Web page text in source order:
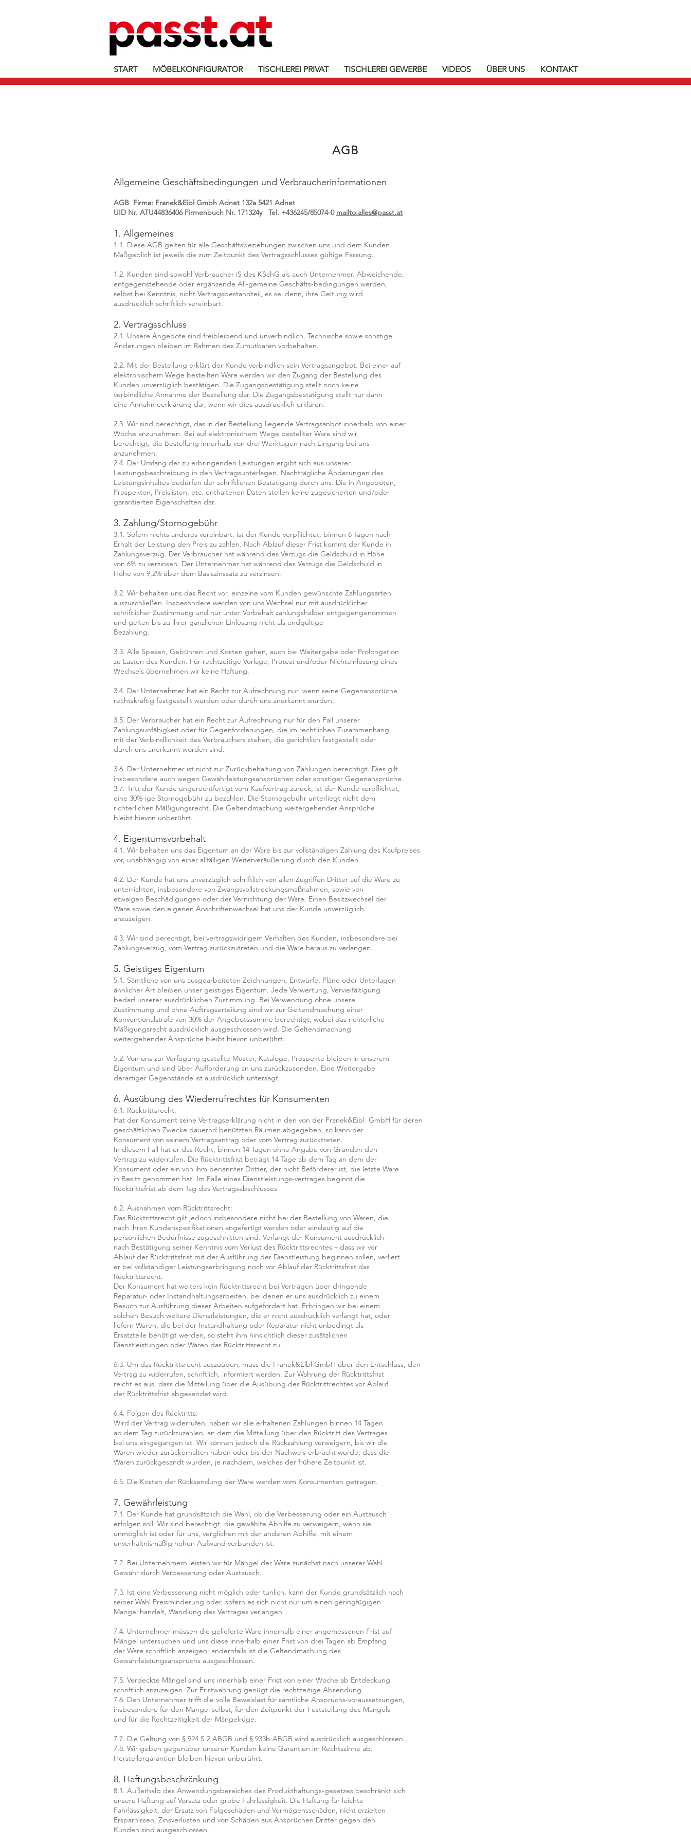
START MÖBELKONFIGURATOR TISCHLEREI PRIVAT TISCHLEREI GEWERBE VIDEOS ÜBER UNS KONTAKT
AGB
Allgemeine Geschäftsbedingungen und Verbraucherinformationen
AGB Firma: Franek&Eibl Gmbh Adnet 132a 5421 Adnet
UID Nr. ATU44836406 Firmenbuch Nr. 171324y Tel. +436245/85074-0 mailto:alles@passt.at
1. Allgemeines
1.1. Diese AGB gelten für alle Geschäftsbeziehungen zwischen uns und dem Kunden.
Maßgeblich ist jeweils die zum Zeitpunkt des Vertragsschlusses gültige Fassung.
1.2. Kunden sind sowohl Verbraucher iS des KSchG als auch Unternehmer. Abweichende,
entgegenstehende oder ergänzende All-gemeine Geschäfts-bedingungen werden,
selbst bei Kenntnis, nicht Vertragsbestandteil, es sei denn, ihre Geltung wird
ausdrücklich schriftlich vereinbart.
2. Vertragsschluss
2.1. Unsere Angebote sind freibleibend und unverbindlich. Technische sowie sonstige
Änderungen bleiben im Rahmen des Zumutbaren vorbehalten.
2.2. Mit der Bestellung erklärt der Kunde verbindlich sein Vertragsangebot. Bei einer auf
elektronischem Wege bestellten Ware werden wir den Zugang der Bestellung des
Kunden unverzüglich bestätigen. Die Zugangsbestätigung stellt noch keine
verbindliche Annahme der Bestellung dar. Die Zugangsbestätigung stellt nur dann
eine Annahmeerklärung dar, wenn wir dies ausdrücklich erklären.
2.3. Wir sind berechtigt, das in der Bestellung liegende Vertragsanbot innerhalb von einer
Woche anzunehmen. Bei auf elektronischem Wege bestellter Ware sind wir
berechtigt, die Bestellung innerhalb von drei Werktagen nach Eingang bei uns
anzunehmen.
2.4. Der Umfang der zu erbringenden Leistungen ergibt sich aus unserer
Leistungsbeschreibung in den Vertragsunterlagen. Nachträgliche Änderungen des
Leistungsinhaltes bedürfen der schriftlichen Bestätigung durch uns. Die in Angeboten,
Prospekten, Preislisten, etc. enthaltenen Daten stellen keine zugesicherten und/oder
garantierten Eigenschaften dar.
3. Zahlung/Stornogebühr
3.1. Sofern nichts anderes vereinbart, ist der Kunde verpflichtet, binnen 8 Tagen nach
Erhalt der Leistung den Preis zu zahlen. Nach Ablauf dieser Frist kommt der Kunde in
Zahlungsverzug. Der Verbraucher hat während des Verzugs die Geldschuld in Höhe
von 6% zu verzinsen. Der Unternehmer hat während des Verzugs die Geldschuld in
Höhe von 9,2% über dem Basiszinssatz zu verzinsen.
3.2. Wir behalten uns das Recht vor, einzelne vom Kunden gewünschte Zahlungsarten
auszuschließen. Insbesondere werden von uns Wechsel nur mit ausdrücklicher
schriftlicher Zustimmung und nur unter Vorbehalt zahlungshalber entgegengenommen
und gelten bis zu ihrer gänzlichen Einlösung nicht als endgültige
Bezahlung.
3.3. Alle Spesen, Gebühren und Kosten gehen, auch bei Weitergabe oder Prolongation
zu Lasten des Kunden. Für rechtzeitige Vorlage, Protest und/oder Nichteinlösung eines
Wechsels übernehmen wir keine Haftung.
3.4. Der Unternehmer hat ein Recht zur Aufrechnung nur, wenn seine Gegenansprüche
rechtskräftig festgestellt wurden oder durch uns anerkannt wurden.
3.5. Der Verbraucher hat ein Recht zur Aufrechnung nur für den Fall unserer
Zahlungsunfähigkeit oder für Gegenforderungen, die im rechtlichen Zusammenhang
mit der Verbindlichkeit des Verbrauchers stehen, die gerichtlich festgestellt oder
durch uns anerkannt worden sind.
3.6. Der Unternehmer ist nicht zur Zurückbehaltung von Zahlungen berechtigt. Dies gilt
insbesondere auch wegen Gewährleistungsansprüchen oder sonstiger Gegenansprüche.
3.7. Tritt der Kunde ungerechtfertigt vom Kaufvertrag zurück, ist der Kunde verpflichtet,
eine 30%-ige Stornogebühr zu bezahlen. Die Stornogebühr unterliegt nicht dem
richterlichen Mäßigungsrecht. Die Geltendmachung weitergehender Ansprüche
bleibt hievon unberührt.
4. Eigentumsvorbehalt
4.1. Wir behalten uns das Eigentum an der Ware bis zur vollständigen Zahlung des Kaufpreises
vor, unabhängig von einer allfälligen Weiterveräußerung durch den Kunden.
4.2. Der Kunde hat uns unverzüglich schriftlich von allen Zugriffen Dritter auf die Ware zu
unterrichten, insbesondere von Zwangsvollstreckungsmaßnahmen, sowie von
etwaigen Beschädigungen oder der Vernichtung der Ware. Einen Besitzwechsel der
Ware sowie den eigenen Anschriftenwechsel hat uns der Kunde unverzüglich
anzuzeigen.
4.3. Wir sind berechtigt, bei vertragswidrigem Verhalten des Kunden, insbesondere bei
Zahlungsverzug, vom Vertrag zurückzutreten und die Ware heraus zu verlangen.
5. Geistiges Eigentum
5.1. Sämtliche von uns ausgearbeiteten Zeichnungen, Entwürfe, Pläne oder Unterlagen
ähnlicher Art bleiben unser geistiges Eigentum. Jede Verwertung, Vervielfältigung
bedarf unserer ausdrücklichen Zustimmung. Bei Verwendung ohne unsere
Zustimmung und ohne Auftragserteilung sind wir zur Geltendmachung einer
Konventionalstrafe von 30% der Angebotssumme berechtigt, wobei das richterliche
Mäßigungsrecht ausdrücklich ausgeschlossen wird. Die Geltendmachung
weitergehender Ansprüche bleibt hievon unberührt.
5.2. Von uns zur Verfügung gestellte Muster, Kataloge, Prospekte bleiben in unserem
Eigentum und sind über Aufforderung an uns zurückzusenden. Eine Weitergabe
derartiger Gegenstände ist ausdrücklich untersagt.
6. Ausübung des Wiederrufrechtes für Konsumenten
6.1. Rücktrittsrecht:
Hat der Konsument seine Vertragserklärung nicht in den von der Franek&Eibl GmbH für deren
geschäftlichen Zwecke dauernd benützten Räumen abgegeben, so kann der
Konsument von seinem Vertragsantrag oder vom Vertrag zurücktreten.
In diesem Fall hat er das Recht, binnen 14 Tagen ohne Angabe von Gründen den
Vertrag zu widerrufen. Die Rücktrittsfrist beträgt 14 Tage ab dem Tag an dem der
Konsument oder ein von ihm benannter Dritter, der nicht Beförderer ist, die letzte Ware
in Besitz genommen hat. Im Falle eines Dienstleistungs-vertrages beginnt die
Rücktrittsfrist ab dem Tag des Vertragsabschlusses
6.2. Ausnahmen vom Rücktrittsrecht:
Das Rücktrittsrecht gilt jedoch insbesondere nicht bei der Bestellung von Waren, die
nach ihren Kundenspezifikationen angefertigt werden oder eindeutig auf die
persönlichen Bedürfnisse zugeschnitten sind. Verlangt der Konsument ausdrücklich –
nach Bestätigung seiner Kenntnis vom Verlust des Rücktrittsrechtes – dass wir vor
Ablauf der Rücktrittsfrist mit der Ausführung der Dienstleistung beginnen sollen, verliert
er bei vollständiger Leistungserbringung noch vor Ablauf der Rücktrittsfrist das
Rücktrittsrecht.
Der Konsument hat weiters kein Rücktrittsrecht bei Verträgen über dringende
Reparatur- oder Instandhaltungsarbeiten, bei denen er uns ausdrücklich zu einem
Besuch zur Ausführung dieser Arbeiten aufgefordert hat. Erbringen wir bei einem
solchen Besuch weitere Dienstleistungen, die er nicht ausdrücklich verlangt hat, oder
liefern Waren, die bei der Instandhaltung oder Reparatur nicht unbedingt als
Ersatzteile benötigt werden, so steht ihm hinsichtlich dieser zusätzlichen
Dienstleistungen oder Waren das Rücktrittsrecht zu.
6.3. Um das Rücktrittsrecht auszuüben, muss die Franek&Eibl GmbH über den Entschluss, den
Vertrag zu widerrufen, schriftlich, informiert werden. Zur Wahrung der Rücktrittsfrist
reicht es aus, dass die Mitteilung über die Ausübung des Rücktrittrechtes vor Ablauf
der Rücktrittsfrist abgesendet wird.
6.4. Folgen des Rücktritts:
Wird der Vertrag widerrufen, haben wir alle erhaltenen Zahlungen binnen 14 Tagen
ab dem Tag zurückzuzahlen, an dem die Mitteilung über den Rücktritt des Vertrages
bei uns eingegangen ist. Wir können jedoch die Rückzahlung verweigern, bis wir die
Waren wieder zurückerhalten haben oder bis der Nachweis erbracht wurde, dass die
Waren zurückgesandt wurden, je nachdem, welches der frühere Zeitpunkt ist.
6.5. Die Kosten der Rücksendung der Ware werden vom Konsumenten getragen.
7. Gewährleistung
7.1. Der Kunde hat grundsätzlich die Wahl, ob die Verbesserung oder ein Austausch
erfolgen soll. Wir sind berechtigt, die gewählte Abhilfe zu verweigern, wenn sie
unmöglich ist oder für uns, verglichen mit der anderen Abhilfe, mit einem
unverhältnismäßig hohen Aufwand verbunden ist.
7.2. Bei Unternehmern leisten wir für Mängel der Ware zunächst nach unserer Wahl
Gewähr durch Verbesserung oder Austausch.
7.3. Ist eine Verbesserung nicht möglich oder tunlich, kann der Kunde grundsätzlich nach
seiner Wahl Preisminderung oder, sofern es sich nicht nur um einen geringfügigen
Mangel handelt, Wandlung des Vertrages verlangen.
7.4. Unternehmer müssen die gelieferte Ware innerhalb einer angemessenen Frist auf
Mängel untersuchen und uns diese innerhalb einer Frist von drei Tagen ab Empfang
der Ware schriftlich anzeigen; andernfalls ist die Geltendmachung des
Gewährleistungsanspruchs ausgeschlossen.
7.5. Verdeckte Mängel sind uns innerhalb einer Frist von einer Woche ab Entdeckung
schriftlich anzuzeigen. Zur Fristwahrung genügt die rechtzeitige Absendung.
7.6. Den Unternehmer trifft die volle Beweislast für sämtliche Anspruchs-voraussetzungen,
insbesondere für den Mangel selbst, für den Zeitpunkt der Feststellung des Mangels
und für die Rechtzeitigkeit der Mängelrüge.
7.7. Die Geltung von § 924 S 2 ABGB und § 933b ABGB wird ausdrücklich ausgeschlossen.
7.8. Wir geben gegenüber unseren Kunden keine Garantien im Rechtssinne ab.
Herstellergarantien bleiben hievon unberührt.
8. Haftungsbeschränkung
8.1. Außerhalb des Anwendungsbereiches des Produkthaftungs-gesetzes beschränkt sich
unsere Haftung auf Vorsatz oder grobe Fahrlässigkeit. Die Haftung für leichte
Fahrlässigkeit, der Ersatz von Folgeschäden und Vermögensschäden, nicht erzielten
Ersparnissen, Zinsverlusten und von Schäden aus Ansprüchen Dritter gegen den
Kunden sind ausgeschlossen.